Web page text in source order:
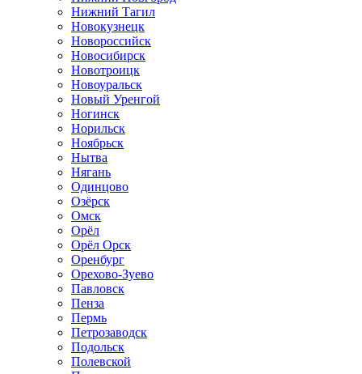
Нижний Тагил
Новокузнецк
Новороссийск
Новосибирск
Новотроицк
Новоуральск
Новый Уренгой
Ногинск
Норильск
Ноябрьск
Нытва
Нягань
Одинцово
Озёрск
Омск
Орёл
Орёл Орск
Оренбург
Орехово-Зуево
Павловск
Пенза
Пермь
Петрозаводск
Подольск
Полевской